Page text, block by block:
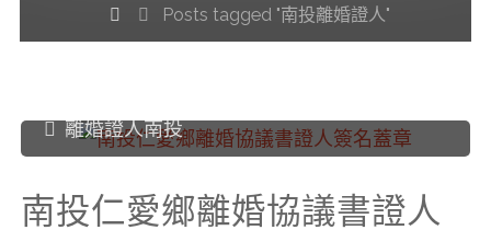
HomePosts tagged "南投離婚證人"
離婚證人南投
南投仁愛鄉離婚協議書證人